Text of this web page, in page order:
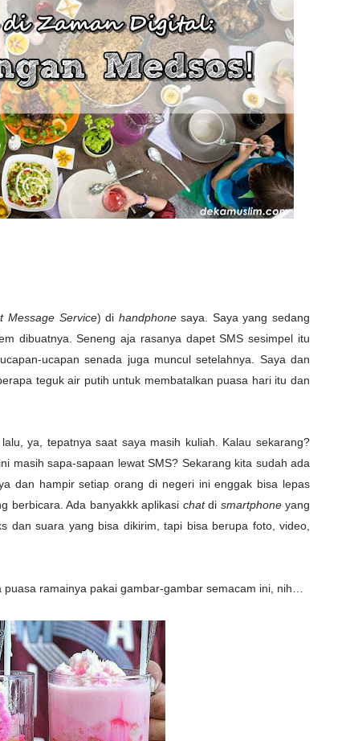
Message Service) di handphonesaya. Saya yang sedang
dibuatnya. Seneng aja rasanya dapet SMS sesimpel itu
ucapan senada juga muncul setelahnya. Saya dan
teguk air putih untuk membatalkan puasa hari itu dan
ya, tepatnya saat saya masih kuliah. Kalau sekarang?
masih sapa-sapaan lewat SMS? Sekarang kita sudah ada
dan hampir setiap orang di negeri ini enggak bisa lepas
berbicara. Ada banyakkk aplikasi chatdi smartphoneyang
dan suara yang bisa dikirim, tapi bisa berupa foto, video,
ramainya pakai gambar-gambar semacam ini, nih…